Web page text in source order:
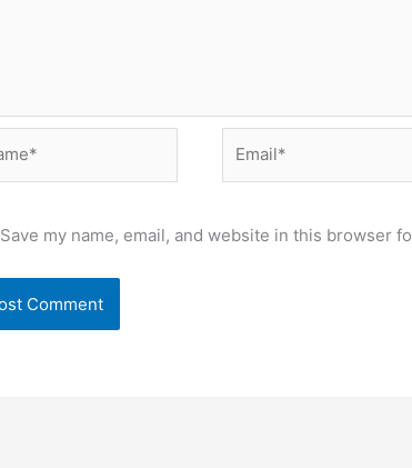
Save my name, email, and website in this browser